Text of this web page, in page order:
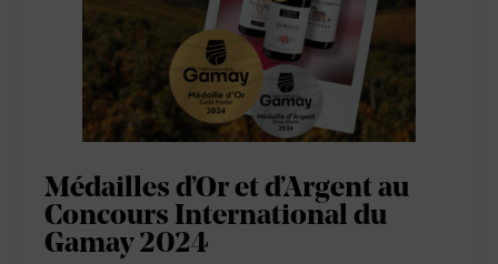
Médailles d’Or et d’Argent au
Concours International du
Gamay 2024